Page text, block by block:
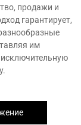
продажи и
гарантирует,
им